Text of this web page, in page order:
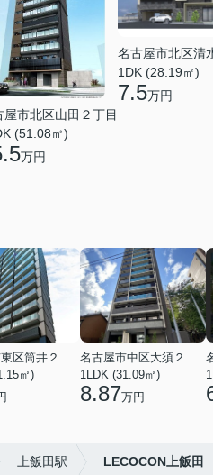
屋市北区山田２丁目
(51.08㎡)
万円
名古屋市北区清
1DK (28.19㎡)
7.5万円
名古屋市東区筒井２丁目
㎡)
名古屋市中区大須２丁目
1LDK (31.09㎡)
8.87万円
上飯田駅 LECOCON上飯田